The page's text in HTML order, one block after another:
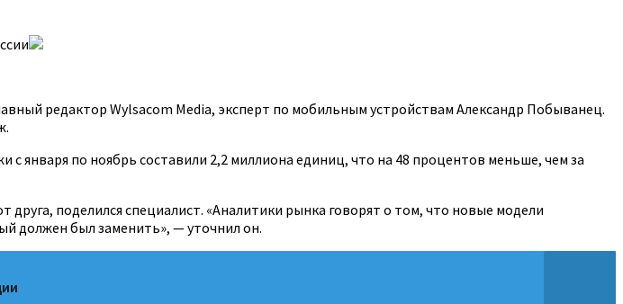
редактор Wylsacom Media, эксперт по мобильным устройствам Александр Побыванец.
с января по ноябрь составили 2,2 миллиона единиц, что на 48 процентов меньше, чем за
поделился специалист. «Аналитики рынка говорят о том, что новые модели
должен был заменить», — уточнил он.